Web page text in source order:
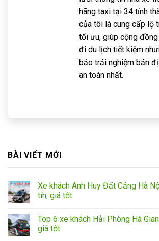
hãng taxi tại 34 tỉnh
của tôi là cung cấp lộ
tối ưu, giúp cộng
đi du lịch tiết kiệm
bảo trải nghiệm bản
an toàn nhất.
BÀI VIẾT MỚI
Xe khách Anh Huy Đất Cảng Hà
tín, giá tốt
Top 6 xe khách Hải Phòng Hà
giá tốt